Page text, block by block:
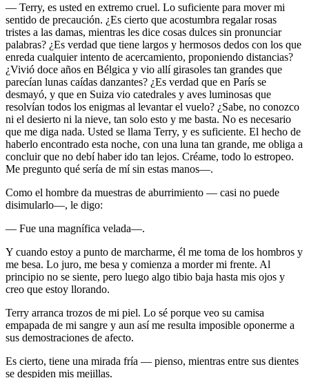
— Terry, es usted en extremo cruel. Lo suficiente para mover mi
sentido de precaución. ¿Es cierto que acostumbra regalar rosas
tristes a las damas, mientras les dice cosas dulces sin pronunciar
palabras? ¿Es verdad que tiene largos y hermosos dedos con los que
enreda cualquier intento de acercamiento, proponiendo distancias?
¿Vivió doce años en Bélgica y vio allí girasoles tan grandes que
parecían lunas caídas danzantes? ¿Es verdad que en París se
desmayó, y que en Suiza vio catedrales y aves luminosas que
resolvían todos los enigmas al levantar el vuelo? ¿Sabe, no conozco
ni el desierto ni la nieve, tan solo esto y me basta. No es necesario
que me diga nada. Usted se llama Terry, y es suficiente. El hecho de
haberlo encontrado esta noche, con una luna tan grande, me obliga a
concluir que no debí haber ido tan lejos. Créame, todo lo estropeo.
Me pregunto qué sería de mí sin estas manos—.
Como el hombre da muestras de aburrimiento — casi no puede
disimularlo—, le digo:
— Fue una magnífica velada—.
Y cuando estoy a punto de marcharme, él me toma de los hombros y
me besa. Lo juro, me besa y comienza a morder mi frente. Al
principio no se siente, pero luego algo tibio baja hasta mis ojos y
creo que estoy llorando.
Terry arranca trozos de mi piel. Lo sé porque veo su camisa
empapada de mi sangre y aun así me resulta imposible oponerme a
sus demostraciones de afecto.
Es cierto, tiene una mirada fría — pienso, mientras entre sus dientes
se despiden mis mejillas.